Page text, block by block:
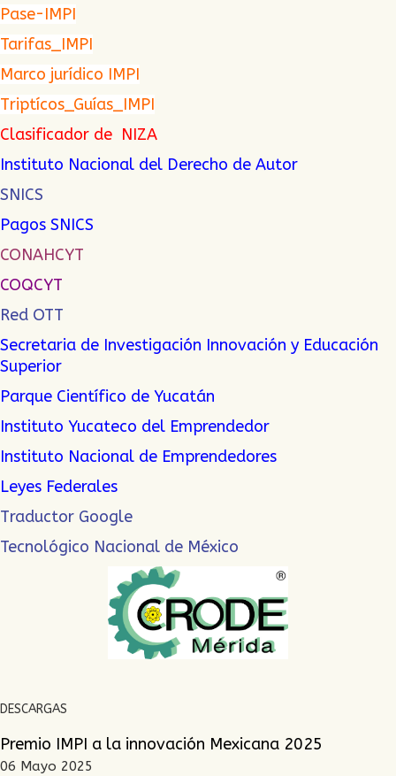
Pase-IMPI
Tarifas_IMPI
Marco jurídico IMPI
Triptícos_Guías_IMPI
Clasificador de NIZA
Instituto Nacional del Derecho de Autor
SNICS
Pagos SNICS
CONAHCYT
COQCYT
Red OTT
Secretaria de Investigación Innovación y Educación
Superior
Parque Científico de Yucatán
Instituto Yucateco del Emprendedor
Instituto Nacional de Emprendedores
Leyes Federales
Traductor Google
Tecnológico Nacional de México
DESCARGAS
Premio IMPI a la innovación Mexicana 2025
06 Mayo 2025